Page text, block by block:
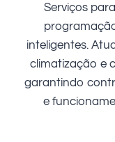
Serviços
inteligentes.
climatização e
garantindo
e